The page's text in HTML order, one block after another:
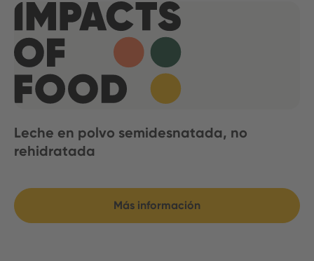
Leche en polvo semidesnatada, no
rehidratada
Más información